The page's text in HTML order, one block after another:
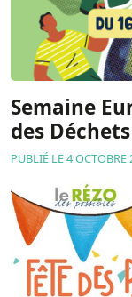
Semaine
des
PUBLIÉ LE 4 OCTOBRE